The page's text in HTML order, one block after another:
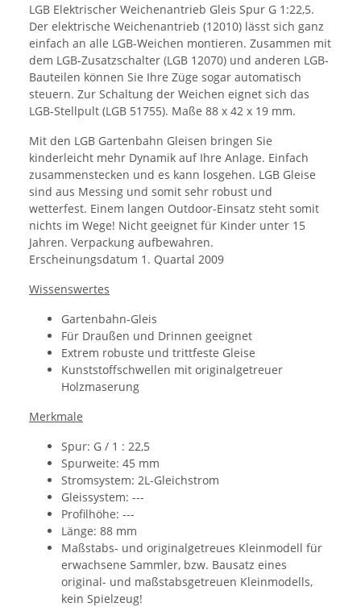
LGB Elektrischer Weichenantrieb Gleis Spur G 1:22,5.
Der elektrische Weichenantrieb (12010) lässt sich ganz
einfach an alle LGB-Weichen montieren. Zusammen mit
dem LGB-Zusatzschalter (LGB 12070) und anderen LGB-
Bauteilen können Sie Ihre Züge sogar automatisch
steuern. Zur Schaltung der Weichen eignet sich das
LGB-Stellpult (LGB 51755). Maße 88 x 42 x 19 mm.
Mit den LGB Gartenbahn Gleisen bringen Sie
kinderleicht mehr Dynamik auf Ihre Anlage. Einfach
zusammenstecken und es kann losgehen. LGB Gleise
sind aus Messing und somit sehr robust und
wetterfest. Einem langen Outdoor-Einsatz steht somit
nichts im Wege! Nicht geeignet für Kinder unter 15
Jahren. Verpackung aufbewahren.
Erscheinungsdatum 1. Quartal 2009
Wissenswertes
Gartenbahn-Gleis
Für Draußen und Drinnen geeignet
Extrem robuste und trittfeste Gleise
Kunststoffschwellen mit originalgetreuer
Holzmaserung
Merkmale
Spur: G / 1 : 22,5
Spurweite: 45 mm
Stromsystem: 2L-Gleichstrom
Gleissystem: ---
Profilhöhe: ---
Länge: 88 mm
Maßstabs- und originalgetreues Kleinmodell für
erwachsene Sammler, bzw. Bausatz eines
original- und maßstabsgetreuen Kleinmodells,
kein Spielzeug!